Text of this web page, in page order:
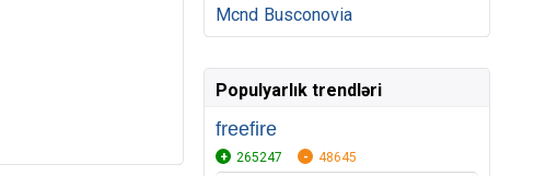
Mcnd Busconovia
Populyarlık trendləri
freefire
265247 48645